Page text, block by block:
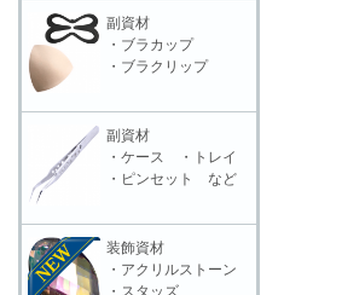
副資材
・ブラカップ
・ブラクリップ
副資材
・ケース ・トレイ
・ピンセット など
装飾資材
・アクリルストーン